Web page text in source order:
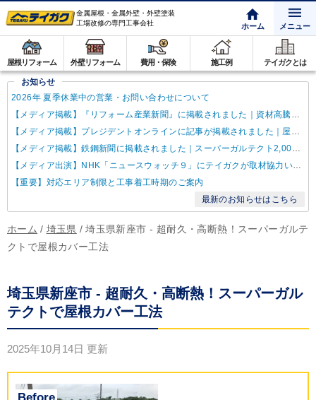
金属屋根・金属外壁・外壁塗装
工場改修の専門工事会社
ホーム メニュー
屋根リフォーム 外壁リフォーム 費用・保険 施工例 テイガクとは
お知らせ
2026年 夏季休業中の営業・お問い合わせについて
【メディア掲載】『リフォーム産業新聞』に掲載されました｜資材高騰・納期遅延に対するテイガクの取り組み
【メディア掲載】プレジデントオンラインに記事が掲載されました｜屋根点検商法について解説
【メディア掲載】鉄鋼新聞に掲載されました｜スーパーガルテクト2,000万㎡達成
【メディア出演】NHK「ニュースウォッチ９」にテイガクが取材協力いたしました
【重要】対応エリア制限と工事着工時期のご案内
最新のお知らせはこちら
ホーム / 埼玉県 / 埼玉県新座市 - 超耐久・高断熱！スーパーガルテ
クトで屋根カバー工法
埼玉県新座市 - 超耐久・高断熱！スーパーガル
テクトで屋根カバー工法
2025年10月14日 更新